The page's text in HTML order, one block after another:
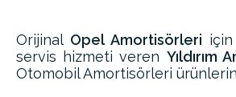
Orijinal Opel Amortisörleri
servis hizmeti veren Yıldırım
Otomobil Amortisörleri